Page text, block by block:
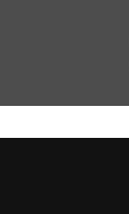
Over ons